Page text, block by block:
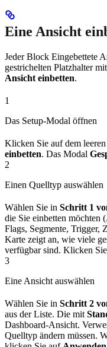
Eine Ansicht
Jeder Block Eingebettete
gestrichelten Platzhalter
Ansicht einbetten.
1
Das Setup-Modal öffnen
Klicken Sie auf dem
einbetten. Das Modal
2
Einen Quelltyp auswählen
Wählen Sie in Schritt 1
die Sie einbetten möchten
Flags, Segmente, Trigger,
Karte zeigt an, wie viele
verfügbar sind. Klicken
3
Eine Ansicht auswählen
Wählen Sie in Schritt 2
aus der Liste. Die mit
Dashboard-Ansicht.
Quelltyp ändern müssen.